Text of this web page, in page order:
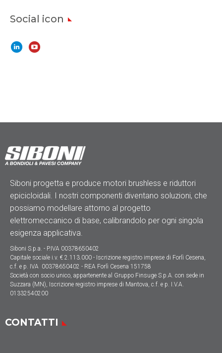
Social icon
Siboni progetta e produce motori brushless e riduttori
epicicloidali. I nostri componenti diventano soluzioni, che
possiamo modellare attorno al progetto
elettromeccanico di base, calibrandolo per ogni singola
esigenza applicativa.
Siboni S.p.a. - P.IVA 00378650402
Capitale sociale i.v. € 2.113.000 - Iscrizione registro imprese di Forlì Cesena,
c.f. e p. IVA 00378650402 - REA Forlì Cesena 151758
Società con socio unico, appartenente al Gruppo Finsuge S.p.A. con sede in
Suzzara (MN), Iscrizione registro imprese di Mantova, c.f. e p. I.V.A.
01332540200
CONTATTI